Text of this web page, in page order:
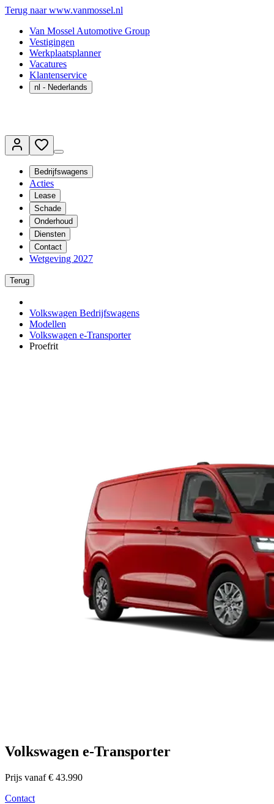
Terug naar www.vanmossel.nl
Van Mossel Automotive Group
Vestigingen
Werkplaatsplanner
Vacatures
Klantenservice
nl - Nederlands
Bedrijfswagens
Acties
Lease
Schade
Onderhoud
Diensten
Contact
Wetgeving 2027
Terug
Volkswagen Bedrijfswagens
Modellen
Volkswagen e-Transporter
Proefrit
Volkswagen e-Transporter
Prijs vanaf € 43.990
Contact